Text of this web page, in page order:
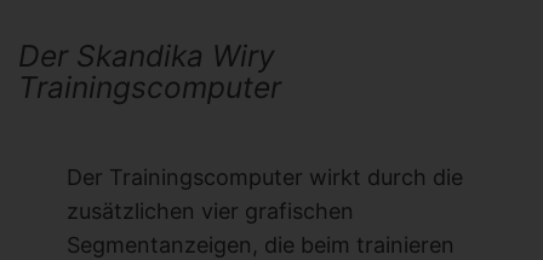
Der Skandika Wiry
Trainingscomputer
Der Trainingscomputer wirkt durch die
zusätzlichen vier grafischen
Segmentanzeigen, die beim trainieren